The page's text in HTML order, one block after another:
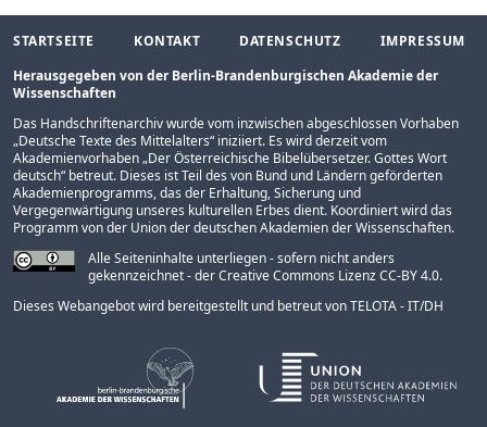
STARTSEITE KONTAKT DATENSCHUTZ
IMPRESSUM
Herausgegeben von der Berlin-Brandenburgischen Akademie der
Wissenschaften
Das Handschriftenarchiv wurde vom inzwischen abgeschlossen Vorhaben
„Deutsche Texte des Mittelalters“ iniziiert. Es wird derzeit vom
Akademienvorhaben „Der Österreichische Bibelübersetzer. Gottes Wort
deutsch“ betreut. Dieses ist Teil des von Bund und Ländern geförderten
Akademienprogramms, das der Erhaltung, Sicherung und
Vergegenwärtigung unseres kulturellen Erbes dient. Koordiniert wird das
Programm von der Union der deutschen Akademien der Wissenschaften.
Alle Seiteninhalte unterliegen - sofern nicht anders
gekennzeichnet - der Creative Commons Lizenz CC-BY 4.0.
Dieses Webangebot wird bereitgestellt und betreut vonTELOTA - IT/DH